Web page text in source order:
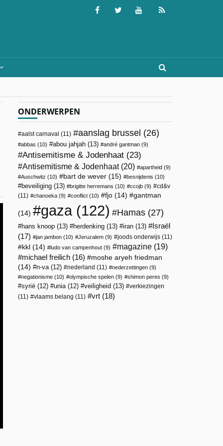
ONDERWERPEN
aalst carnaval (11) aanslag brussel (26)
abbas (10) abou jahjah (13) andré gantman (9)
Antisemitisme & Jodenhaat (23)
Antisemitisme & Jodenhaat(20) apartheid (9)
Auschwitz (10) bart de wever (15) besnijdenis (10)
beveiliging (13) brigitte herremans (10) ccojb (9)
cd&v
(11)
chanoeka (9) conflict (10) fjo (14) gantman
(14) gaza(122) Hamas (27)
hans knoop (13) herdenking (13) iran (13)
Israël
(17)
jan jambon (10) Jeruzalem (9) joods onderwijs (11)
kkl (14) ludo van campenhout (9) magazine (19)
michael freilich (16)
moshe aryeh friedman
(14)
n-va(12) nederland (11) nederzettingen (9)
negationisme (10) olympische spelen (9) shimon peres (9)
syrië (12) unia(12) veiligheid (13)
verkiezingen
(11)
vlaams belang (11) vrt (18)